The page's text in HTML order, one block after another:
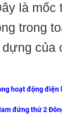
là mốc
trong
của
hoạt động điện
đứng thứ 2